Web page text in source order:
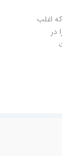
اغلب
در